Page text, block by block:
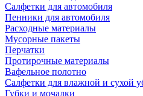
Салфетки для автомобиля
Пенники для автомобиля
Расходные материалы
Мусорные пакеты
Перчатки
Протирочные материалы
Вафельное полотно
Салфетки для влажной и сухой
Губки и мочалки